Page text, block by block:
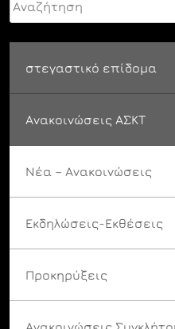
στεγαστικό επίδομα
Ανακοινώσεις ΑΣΚΤ
Νέα – Ανακοινώσεις
Εκδηλώσεις-Εκθέσεις
Προκηρύξεις